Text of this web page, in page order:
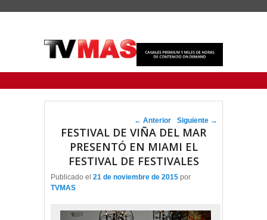
Navegador de artículos
← Anterior Siguiente →
FESTIVAL DE VIÑA DEL MAR
PRESENTÓ EN MIAMI EL
FESTIVAL DE FESTIVALES
Publicado el 21 de noviembre de 2015 por
TVMAS